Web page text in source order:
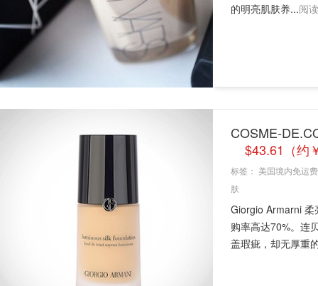
的明亮肌肤养...阅
COSME-
$43.61（约
标签： 美国境内免运费
肤
Giorgio Armarni 柔
购率高达70%。连
盖瑕疵，却无厚重